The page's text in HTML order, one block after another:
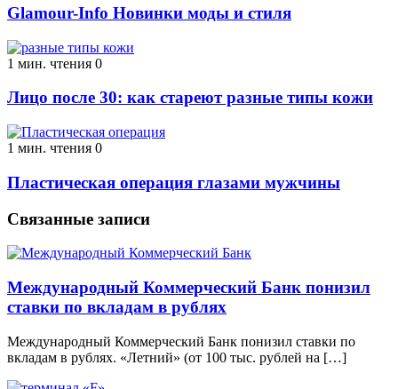
Glamour-Info Новинки моды и стиля
1 мин. чтения 0
Лицо после 30: как стареют разные типы кожи
1 мин. чтения 0
Пластическая операция глазами мужчины
Связанные записи
Международный Коммерческий Банк понизил
ставки по вкладам в рублях
Международный Коммерческий Банк понизил ставки по
вкладам в рублях. «Летний» (от 100 тыс. рублей на […]